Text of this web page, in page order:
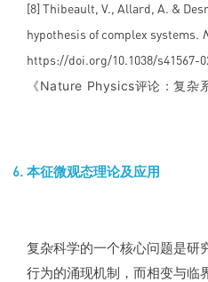
[8] Thibeault, V., Allard, A. &
hypothesis of complex systems.
https://doi.org/10.1038/s41567-
《Nature Physics评论：复杂
本征微观态理论及应用
复杂科学的一个核心问题是研
行为的涌现机制，而相变与临